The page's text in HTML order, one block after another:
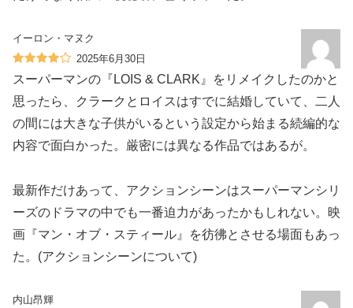
イーロン・マヌク
2025年6月30日
スーパーマンの『LOIS & CLARK』をリメイクしたのかと
思ったら、クラークとロイスはすでに結婚していて、二人
の間には大きな子供がいるという設定から始まる続編的な
内容で面白かった。厳密には異なる作品ではあるが。
最新作だけあって、アクションシーンはスーパーマンシリ
ーズのドラマの中でも一番迫力があったかもしれない。映
画『マン・オブ・スティール』を彷彿とさせる場面もあっ
た。(アクションシーンについて)
内山昂輝